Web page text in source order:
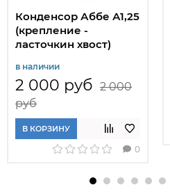
Конденсор Аббе А1,25
(крепление -
ласточкин хвост)
в наличии
2 000 руб 2 000
руб
В КОРЗИНУ
0